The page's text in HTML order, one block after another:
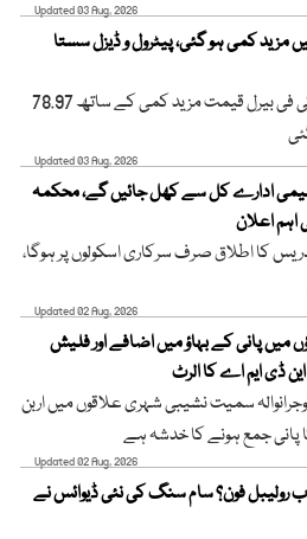
Updated 03 Aug, 2026
مزید کمی ہو گئی، پیٹرول و ڈیزل سستا
امریکی خام تیل کی فی بیرل قیمت مزید کمی کے ساتھ 78.97
Updated 03 Aug, 2026
ادارے کل سے کھل جائیں گے، محکمہ
اہم اعلان
6 روز تدریس کا اطلاق صرف سرکاری اسکولوں پر ہوگا،
Updated 02 Aug, 2026
میں پانی کے بہاؤ میں اضافے اور فلیش
ڈی ایم اے کا الرٹ
سمیت نشیبی شہری علاقوں میں اربن
پانی جمع ہونے کا خدشہ ہے
Updated 02 Aug, 2026
رولیبل فون؟ سام سنگ کی نئی ڈیوائس نے